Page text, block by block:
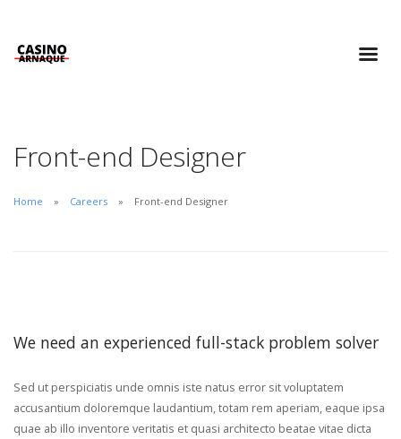
Front-end Designer
Home Careers Front-end Designer
We need an experienced full-stack problem solver
Sed ut perspiciatis unde omnis iste natus error sit voluptatem
accusantium doloremque laudantium, totam rem aperiam, eaque ipsa
quae ab illo inventore veritatis et quasi architecto beatae vitae dicta